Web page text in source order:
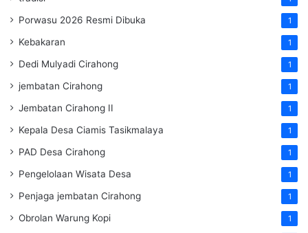
Porwasu 2026 Resmi Dibuka 1
Kebakaran 1
Dedi Mulyadi Cirahong 1
jembatan Cirahong 1
Jembatan Cirahong II 1
Kepala Desa Ciamis Tasikmalaya 1
PAD Desa Cirahong 1
Pengelolaan Wisata Desa 1
Penjaga jembatan Cirahong 1
Obrolan Warung Kopi 1